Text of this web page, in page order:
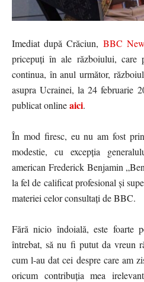
Imediat după Crăciun, BBC
pricepuți în ale războiului, care
continua, în anul următor,
asupra Ucrainei, la 24 februarie
publicat onlineaici.
În mod firesc, eu nu am fost
modestie, cu excepția
american Frederick Benjamin
la fel de calificat profesional și
materiei celor consultați de BBC.
Fără nicio îndoială, este foarte
întrebat, să nu fi putut da vreun
cum l-au dat cei despre care am
oricum contribuția mea